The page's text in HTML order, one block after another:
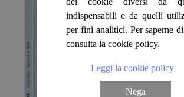
indispensabili e da quelli
per fini analitici. Per saperne
consulta la cookie policy.
Leggi la cookie policy
Nega